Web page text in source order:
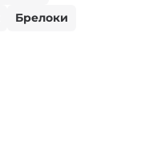
Брелоки